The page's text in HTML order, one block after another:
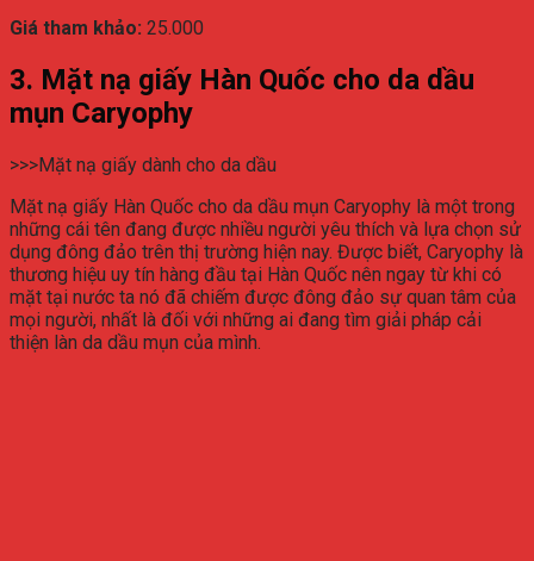
Giá tham khảo: 25.000
3. Mặt nạ giấy Hàn Quốc cho da dầu
mụn Caryophy
>>>Mặt nạ giấy dành cho da dầu
Mặt nạ giấy Hàn Quốc cho da dầu mụn Caryophy là một trong
những cái tên đang được nhiều người yêu thích và lựa chọn sử
dụng đông đảo trên thị trường hiện nay. Được biết, Caryophy là
thương hiệu uy tín hàng đầu tại Hàn Quốc nên ngay từ khi có
mặt tại nước ta nó đã chiếm được đông đảo sự quan tâm của
mọi người, nhất là đối với những ai đang tìm giải pháp cải
thiện làn da dầu mụn của mình.